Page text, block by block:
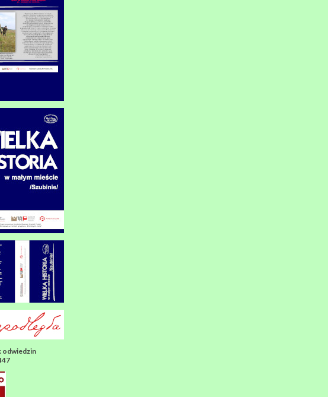
odwiedzin